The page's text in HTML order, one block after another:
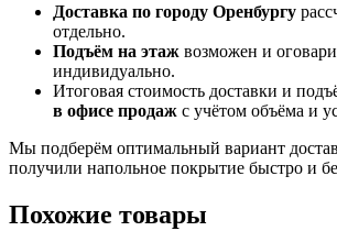
Доставка по городу Оренбургу
отдельно.
Подъём на этаж возможен и
индивидуально.
Итоговая стоимость доставки и
в офисе продаж с учётом объёма и
Мы подберём оптимальный вариант
получили напольное покрытие быстро и
Похожие товары